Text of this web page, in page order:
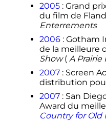
2005 : Grand
du film de
Enterrements
2006 : Gotham
de la meilleure
Show(A Prairie
2007 : Screen
distribution
2007 : San
Award du
Country for Old